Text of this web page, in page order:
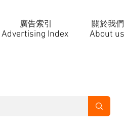
廣告索引 關於我們
About us
Advertising Index